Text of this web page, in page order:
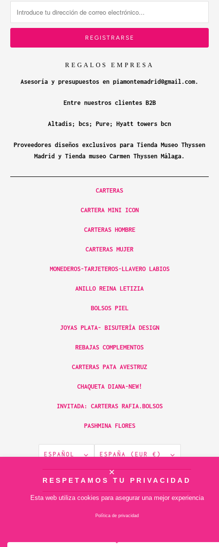
REGALOS EMPRESA
Asesoría y presupuestos en piamontemadrid@gmail.com.
Entre nuestros clientes B2B
Altadis; bcs; Pure; Hyatt towers bcn
Proveedores diseños exclusivos para Tienda Museo Thyssen
Madrid y Tienda museo Carmen Thyssen Málaga.
CARTERAS
CARTERA MINI ICON
CARTERAS HOMBRE
CARTERAS MUJER
MONEDEROS-TARJETEROS-LLAVERO LABIOS
ANILLO REINA LETIZIA
BOLSOS PIEL
JOYAS PLATA- BISUTERÍA DESIGN
REBAJAS COMPLEMENTOS
CARTERAS PATA AVESTRUZ
CHAQUETA DIANA-NEW!
INVITADA: CARTERAS RAFIA.BOLSOS
PASHMINA FLORES
ESPAÑOL ESPAÑA (EUR €)
© 2026piamontemadrid. Tecnología de Shopify
RESPETAMOS TU PRIVACIDAD
Esta web utiliza cookies para asegurar una mejor experiencia
Política de privacidad
✕